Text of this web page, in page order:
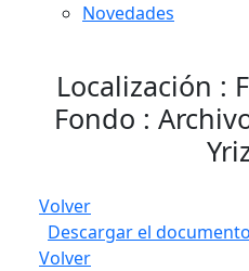
Novedades
Localización :
Fondo :
Volver
Descargar el
Volver